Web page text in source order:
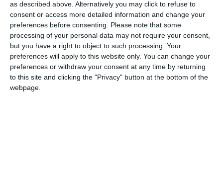
as described above. Alternatively you may click to refuse to
consent or access more detailed information and change your
preferences before consenting.
Please note that some
processing of your personal data may not require your consent,
but you have a right to object to such processing. Your
preferences will apply to this website only. You can change your
preferences or withdraw your consent at any time by returning
to this site and clicking the "Privacy" button at the bottom of the
webpage.
-dl/dna., consilier local, membru;
Art. 2 Comisia pentru evaluarea performanțelor profesionale
individuale ale secretarului general se constituie prin
dispoziția primarului municipiului Constanța, pe baza